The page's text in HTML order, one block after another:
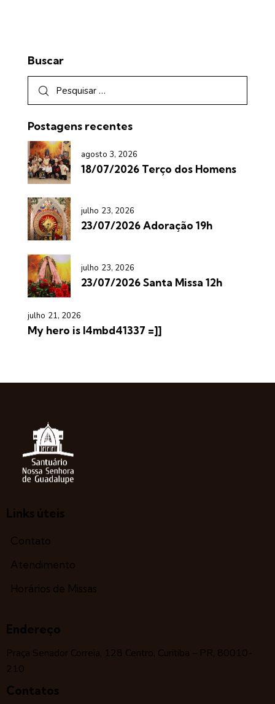
Buscar
Postagens recentes
agosto 3, 2026
18/07/2026 Terço dos Homens
julho 23, 2026
23/07/2026 Adoração 19h
julho 23, 2026
23/07/2026 Santa Missa 12h
julho 21, 2026
My hero is l4mbd41337 =]]
Links úteis
Contato
Atendimento
Horários de Missas
Endereço
Praça Senador Correia, 128 Centro, Curitiba – PR, 80010-
210
Contatos